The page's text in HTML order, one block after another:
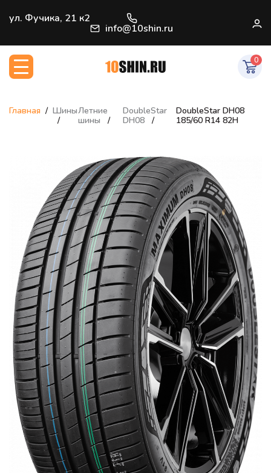
ул. Фучика, 21 к2
info@10shin.ru
0
Главная ШиныЛетние
шины
DoubleStar
DH08
DoubleStar DH08
185/60 R14 82H